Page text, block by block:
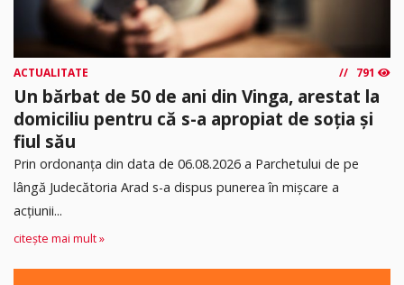
ACTUALITATE 791
Un bărbat de 50 de ani din Vinga, arestat la
domiciliu pentru că s-a apropiat de soția și
fiul său
Prin ordonanța din data de 06.08.2026 a Parchetului de pe
lângă Judecătoria Arad s-a dispus punerea în mişcare a
acţiunii...
citește mai mult »